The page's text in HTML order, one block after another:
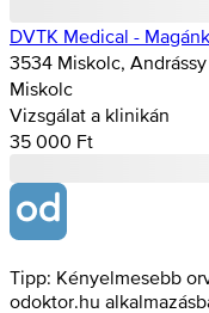
DVTK Medical -
3534 Miskolc,
Miskolc
Vizsgálat a klinikán
35 000 Ft
Tipp: Kényelmesebb
odoktor.hu